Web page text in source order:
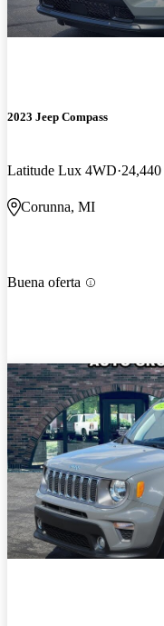
2023 Jeep Compass
Latitude Lux 4WD
Corunna, MI
Buena oferta